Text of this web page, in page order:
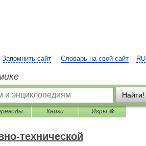
RU
Запомнить сайт Словарь на свой сайт
Найти!
Книги Игры ⚽
технической